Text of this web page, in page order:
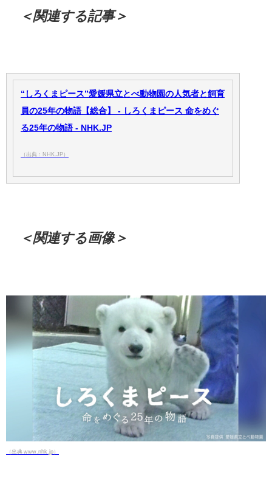
＜関連する記事＞
“しろくまピース”愛媛県立とべ動物園の人気者と飼育
員の25年の物語【総合】 - しろくまピース 命をめぐ
る25年の物語 - NHK.JP
（出典：NHK.JP）
＜関連する画像＞
（出典 www.nhk.jp）